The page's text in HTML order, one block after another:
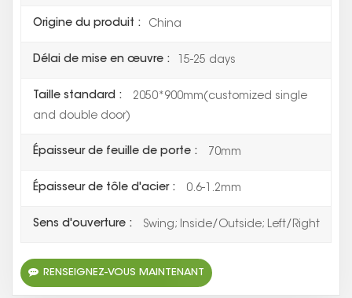
Origine du produit : China
Délai de mise en œuvre : 15-25 days
Taille standard :
2050*900mm(customized single
and double door)
Épaisseur de feuille de porte : 70mm
Épaisseur de tôle d'acier : 0.6-1.2mm
Sens d'ouverture : Swing; Inside/Outside; Left/Right
RENSEIGNEZ-VOUS MAINTENANT